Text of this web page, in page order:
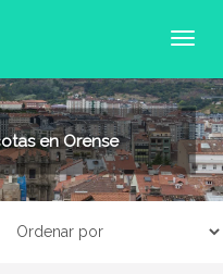
en Orense
Chica